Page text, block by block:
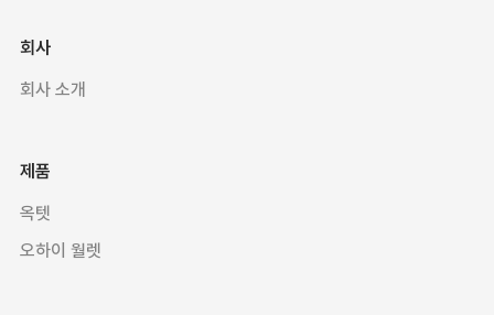
회사
회사 소개
제품
옥텟
오하이 월렛